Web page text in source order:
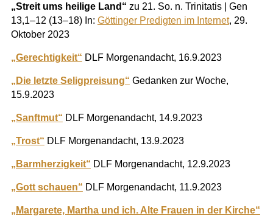
„Streit ums heilige Land“ zu 21. So. n. Trinitatis | Gen
13,1–12 (13–18) In: Göttinger Predigten im Internet, 29.
Oktober 2023
„Gerechtigkeit“ DLF Morgenandacht, 16.9.2023
„Die letzte Seligpreisung“ Gedanken zur Woche,
15.9.2023
„Sanftmut“ DLF Morgenandacht, 14.9.2023
„Trost“ DLF Morgenandacht, 13.9.2023
„Barmherzigkeit“ DLF Morgenandacht, 12.9.2023
„Gott schauen“ DLF Morgenandacht, 11.9.2023
„Margarete, Martha und ich. Alte Frauen in der Kirche“